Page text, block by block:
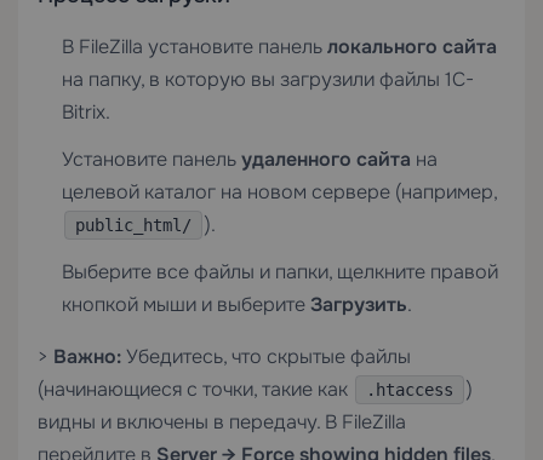
В FileZilla установите панельлокального сайта
на папку, в которую вы загрузили файлы 1C-
Bitrix.
Установите панельудаленного сайта на
целевой каталог на новом сервере (например,
public_html/
).
Выберите все файлы и папки, щелкните правой
кнопкой мыши и выберитеЗагрузить.
> Важно:Убедитесь, что скрытые файлы
(начинающиеся с точки, такие как
.htaccess
)
видны и включены в передачу. В FileZilla
перейдите в Server → Force showing hidden files,